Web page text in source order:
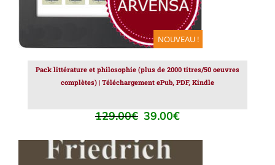
NOUVEAU !
Pack littérature et philosophie (plus de 2000 titres/50 oeuvres
complètes) | Téléchargement ePub, PDF, Kindle
129.00€ Le
initial
était :
39.00€Le
actuel